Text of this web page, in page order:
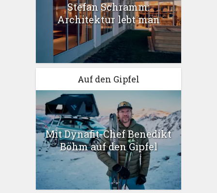
Stefan Schramm:
Architektur lebt man
Auf den Gipfel
Mit Dynafit-Chef Benedikt
Böhm auf den Gipfel